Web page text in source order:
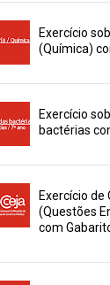
Exercício
(Química)
Exercício
bactérias
Exercício de
(Questões
com